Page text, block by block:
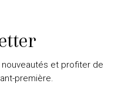
et profiter de
première.